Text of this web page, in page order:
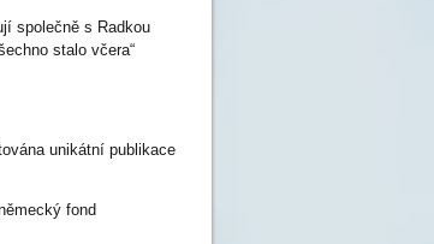
společně s Radkou
stalo včera“
unikátní publikace
fond